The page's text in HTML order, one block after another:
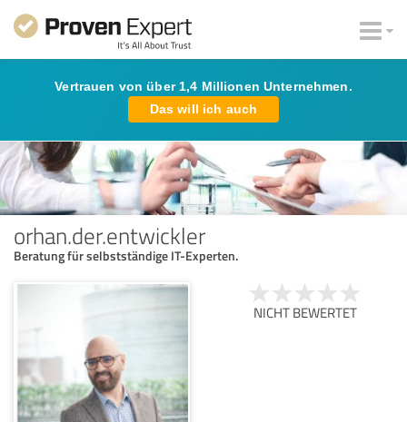
Vertrauen von über 1,4 Millionen Unternehmen.
Das will ich auch
orhan.der.entwickler
Beratung für selbstständige IT-Experten.
NICHT BEWERTET